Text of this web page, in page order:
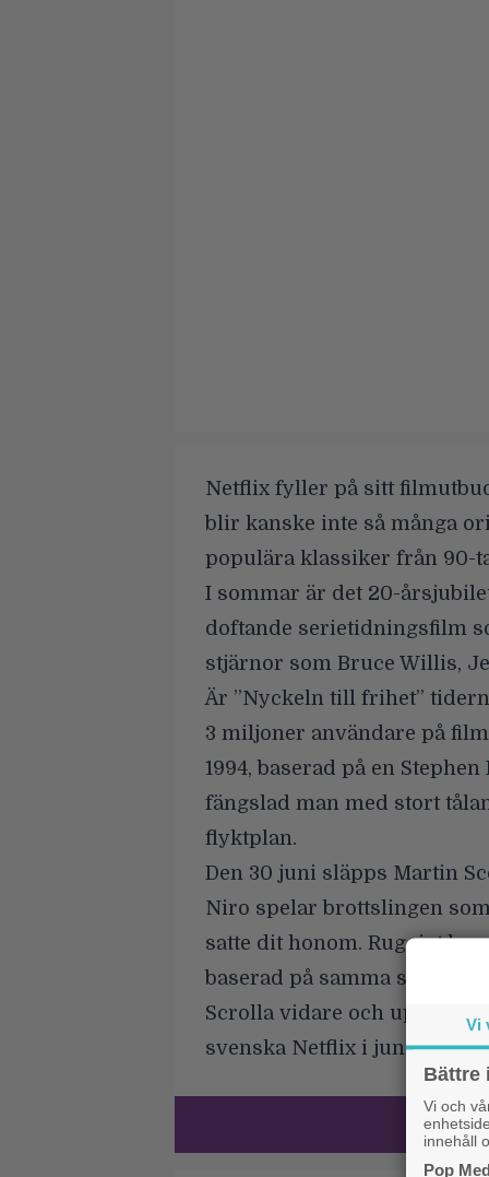
Netflix fyller på sitt
blir kanske inte så många
populära klassiker från 90-
I sommar är det 20-
doftande serietidningsfilm
stjärnor som Bruce Willis,
Är ”Nyckeln till frihet”
3 miljoner användare på
1994, baserad på en
fängslad man med stort
flyktplan.
Den 30 juni släpps Martin
Niro spelar brottslingen
satte dit honom. Ruggigt
baserad på samma story.
Scrolla vidare och upptäck
svenska Netflix i juni.
Vi
Bättre
Vi och
innehåll
Pop